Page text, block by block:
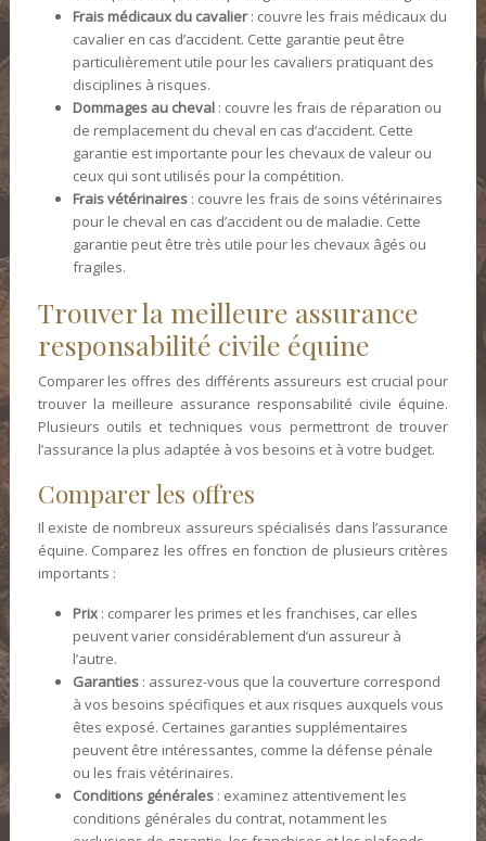
Frais médicaux du cavalier: couvre les frais médicaux du
cavalier en cas d’accident. Cette garantie peut être
particulièrement utile pour les cavaliers pratiquant des
disciplines à risques.
Dommages au cheval : couvre les frais de réparation ou
de remplacement du cheval en cas d’accident. Cette
garantie est importante pour les chevaux de valeur ou
ceux qui sont utilisés pour la compétition.
Frais vétérinaires : couvre les frais de soins vétérinaires
pour le cheval en cas d’accident ou de maladie. Cette
garantie peut être très utile pour les chevaux âgés ou
fragiles.
Trouver la meilleure assurance
responsabilité civile équine
Comparer les offres des différents assureurs est crucial pour
trouver la meilleure assurance responsabilité civile équine.
Plusieurs outils et techniques vous permettront de trouver
l’assurance la plus adaptée à vos besoins et à votre budget.
Comparer les offres
Il existe de nombreux assureurs spécialisés dans l’assurance
équine. Comparez les offres en fonction de plusieurs critères
importants :
Prix : comparer les primes et les franchises, car elles
peuvent varier considérablement d’un assureur à
l’autre.
Garanties : assurez-vous que la couverture correspond
à vos besoins spécifiques et aux risques auxquels vous
êtes exposé. Certaines garanties supplémentaires
peuvent être intéressantes, comme la défense pénale
ou les frais vétérinaires.
Conditions générales : examinez attentivement les
conditions générales du contrat, notamment les